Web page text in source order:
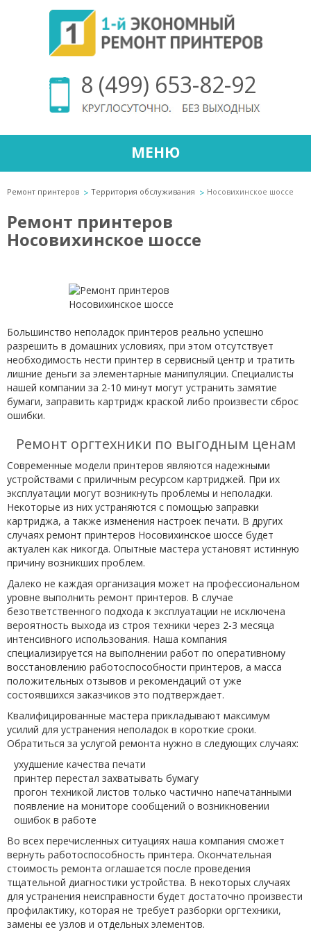
8 (499) 653-82-92
МЕНЮ
Ремонт принтеров Территория обслуживания Носовихинское шоссе
Ремонт принтеров
Носовихинское шоссе
Большинство неполадок принтеров реально успешно
разрешить в домашних условиях, при этом отсутствует
необходимость нести принтер в сервисный центр и тратить
лишние деньги за элементарные манипуляции. Специалисты
нашей компании за 2-10 минут могут устранить замятие
бумаги, заправить картридж краской либо произвести сброс
ошибки.
Ремонт оргтехники по выгодным ценам
Современные модели принтеров являются надежными
устройствами с приличным ресурсом картриджей. При их
эксплуатации могут возникнуть проблемы и неполадки.
Некоторые из них устраняются с помощью заправки
картриджа, а также изменения настроек печати. В других
случаях ремонт принтеров Носовихинское шоссе будет
актуален как никогда. Опытные мастера установят истинную
причину возникших проблем.
Далеко не каждая организация может на профессиональном
уровне выполнить ремонт принтеров. В случае
безответственного подхода к эксплуатации не исключена
вероятность выхода из строя техники через 2-3 месяца
интенсивного использования. Наша компания
специализируется на выполнении работ по оперативному
восстановлению работоспособности принтеров, а масса
положительных отзывов и рекомендаций от уже
состоявшихся заказчиков это подтверждает.
Квалифицированные мастера прикладывают максимум
усилий для устранения неполадок в короткие сроки.
Обратиться за услугой ремонта нужно в следующих случаях:
ухудшение качества печати
принтер перестал захватывать бумагу
прогон техникой листов только частично напечатанными
появление на мониторе сообщений о возникновении
ошибок в работе
Во всех перечисленных ситуациях наша компания сможет
вернуть работоспособность принтера. Окончательная
стоимость ремонта оглашается после проведения
тщательной диагностики устройства. В некоторых случаях
для устранения неисправности будет достаточно произвести
профилактику, которая не требует разборки оргтехники,
замены ее узлов и отдельных элементов.